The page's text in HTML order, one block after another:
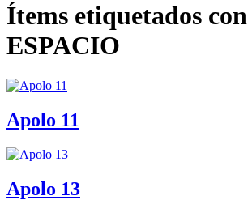
Ítems etiquetados con
ESPACIO
Apolo 11
Apolo 13